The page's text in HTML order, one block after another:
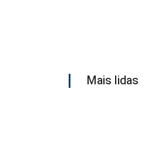
Mais lidas